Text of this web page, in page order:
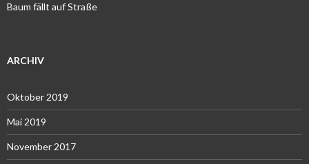
Baum fällt auf Straße
ARCHIV
Oktober 2019
Mai 2019
November 2017